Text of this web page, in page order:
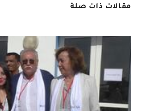
مقالات ذات صلة